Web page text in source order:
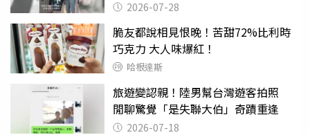
摔東西
2026-07-28
脆友都說相見恨晚！苦甜72%比利時
巧克力 大人味爆紅！
哈根達斯
旅遊變認親！陸男幫台灣遊客拍照
閒聊驚覺「是失聯大伯」奇蹟重逢
2026-07-18